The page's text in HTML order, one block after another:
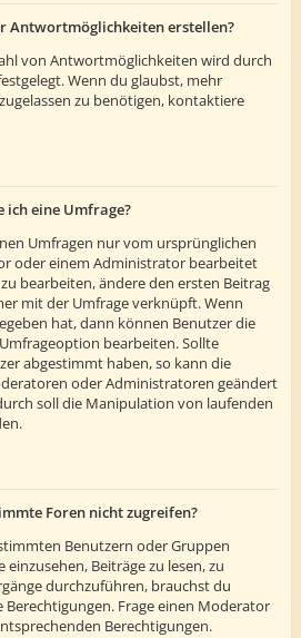
Antwortmöglichkeiten erstellen?
von Antwortmöglichkeiten wird durch
Wenn du glaubst, mehr
zu benötigen, kontaktiere
ich eine Umfrage?
Umfragen nur vom ursprünglichen
oder einem Administrator bearbeitet
bearbeiten, ändere den ersten Beitrag
mit der Umfrage verknüpft. Wenn
hat, dann können Benutzer die
bearbeiten. Sollte
abgestimmt haben, so kann die
oder Administratoren geändert
soll die Manipulation von laufenden
Foren nicht zugreifen?
Benutzern oder Gruppen
Beiträge zu lesen, zu
durchzuführen, brauchst du
Berechtigungen. Frage einen Moderator
Berechtigungen.